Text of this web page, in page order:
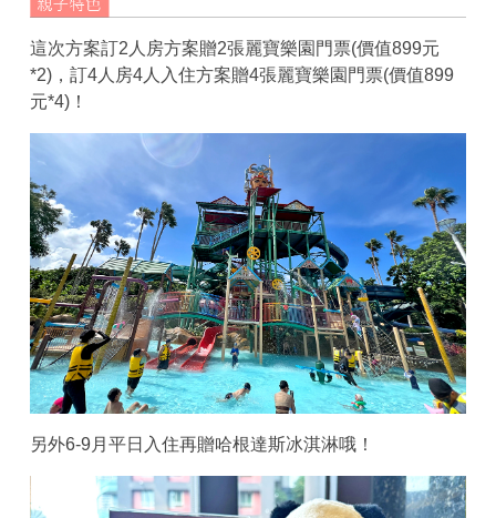
這次方案訂2人房方案贈2張麗寶樂園門票(價值899元
*2)，訂4人房4人入住方案贈4張麗寶樂園門票(價值899
元*4)！
另外6-9月平日入住再贈哈根達斯冰淇淋哦！